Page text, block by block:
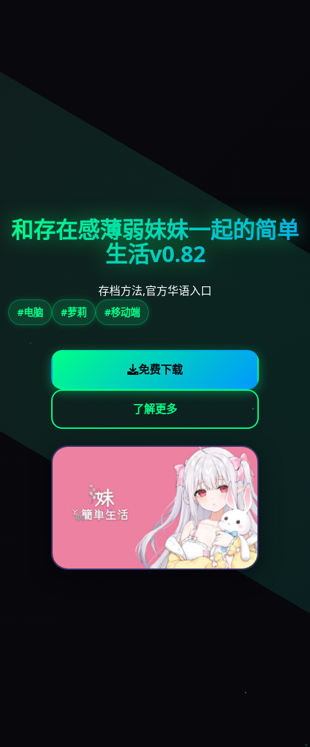
和存在感薄弱妹妹一起的简单
生活v0.82
存档方法,官方华语入口
#电脑 #萝莉 #移动端
免费下载
了解更多